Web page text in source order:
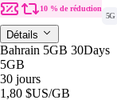
10 % de réduction
5G
Détails
Bahrain 5GB 30Days
5GB
30 jours
1,80 $US/GB